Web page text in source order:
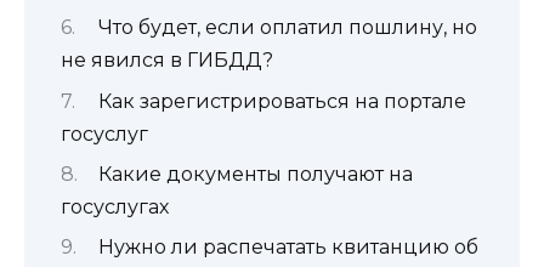
Что будет, если оплатил пошлину, но
не явился в ГИБДД?
Как зарегистрироваться на портале
госуслуг
Какие документы получают на
госуслугах
Нужно ли распечатать квитанцию об